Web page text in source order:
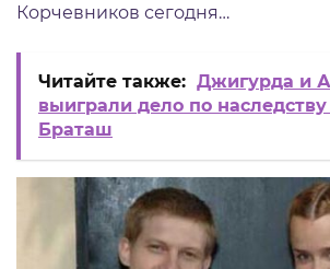
Корчевников сегодня…
Читайте также: Джигурда и
выиграли дело по
Браташ